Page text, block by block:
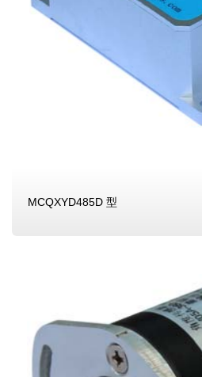
MCQXYD485D 型